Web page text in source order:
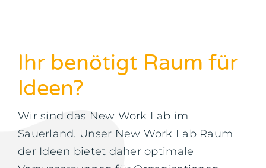
Ihr benötigt Raum für
Ideen?
Wir sind das New Work Lab im
Sauerland. Unser New Work Lab Raum
der Ideen bietet daher optimale